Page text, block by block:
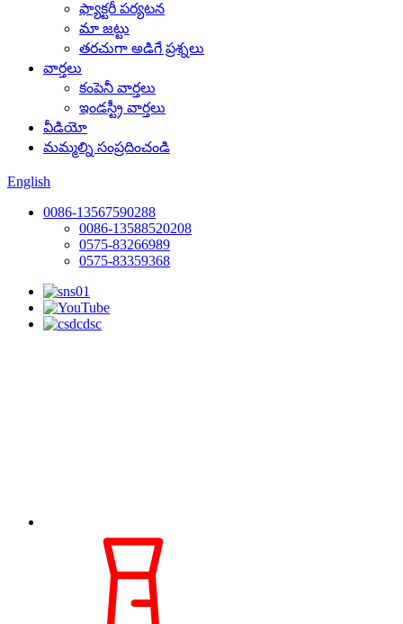
ఫ్యాక్టరీ పర్యటన
మా జట్టు
తరచుగా అడిగే ప్రశ్నలు
వార్తలు
కంపెనీ వార్తలు
ఇండస్ట్రీ వార్తలు
వీడియో
మమ్మల్ని సంప్రదించండి
English
0086-13567590288
0086-13588520208
0575-83266989
0575-83359368